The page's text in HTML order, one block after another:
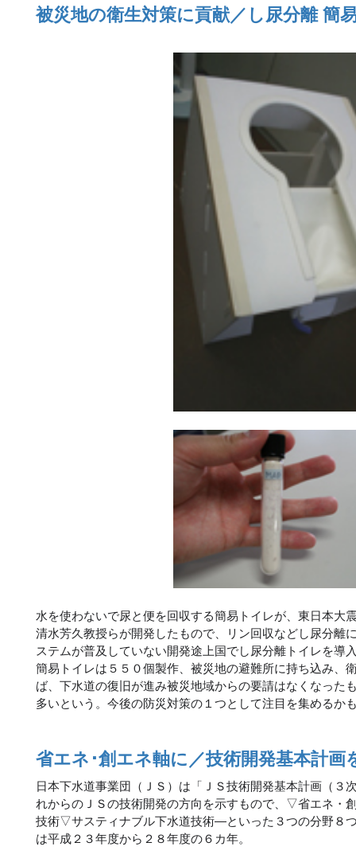
被災地の衛生対策に貢献／し尿分離 簡
水を使わないで尿と便を回収する簡易トイレが、東日本大
清水芳久教授らが開発したもので、リン回収などし尿分離
ステムが普及していない開発途上国でし尿分離トイレを導
簡易トイレは５５０個製作、被災地の避難所に持ち込み、
ば、下水道の復旧が進み被災地域からの要請はなくなった
多いという。今後の防災対策の１つとして注目を集めるか
省エネ･創エネ軸に／技術開発基本計画
日本下水道事業団（ＪＳ）は「ＪＳ技術開発基本計画（３
れからのＪＳの技術開発の方向を示すもので、▽省エネ・
技術▽サスティナブル下水道技術―といった３つの分野８
は平成２３年度から２８年度の６カ年。